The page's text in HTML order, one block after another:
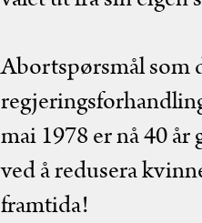
Abortspørsmål som
mai 1978 er nå 40
ved å redusera
framtida!